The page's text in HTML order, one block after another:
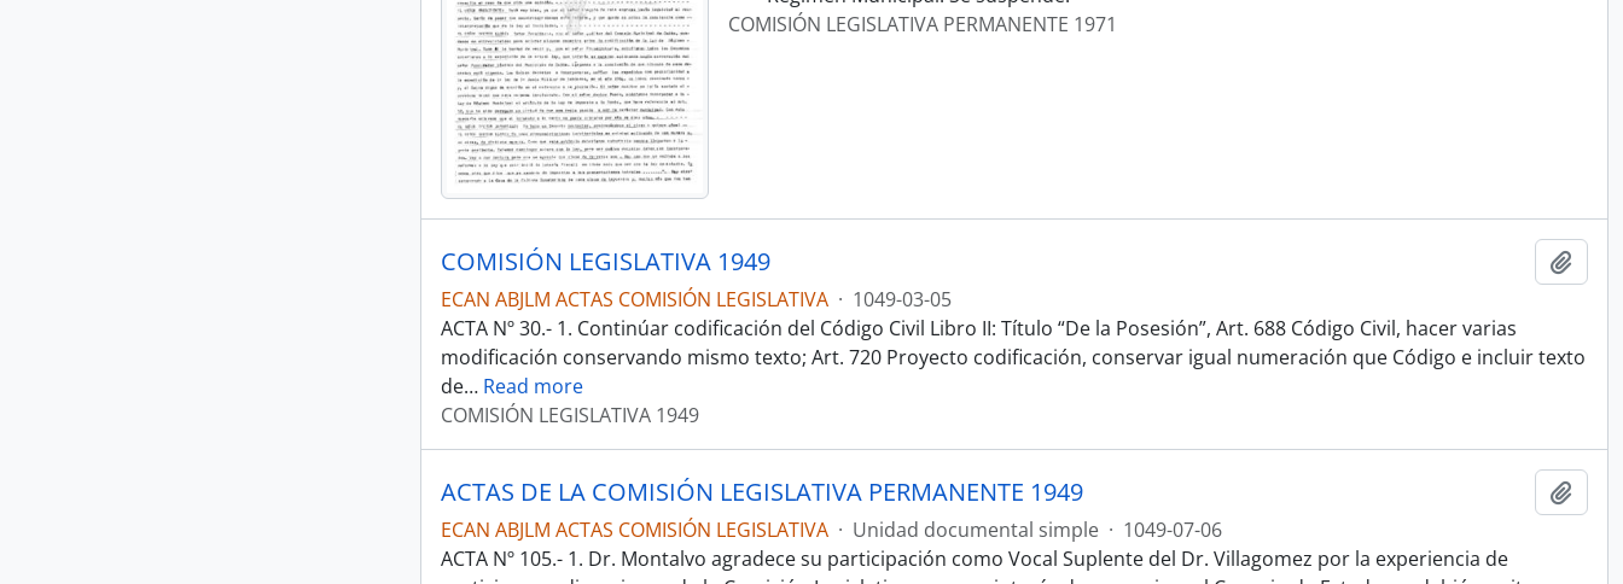
COMISIÓN LEGISLATIVA PERMANENTE 1971
COMISIÓN LEGISLATIVA 1949
ECAN ABJLM ACTAS COMISIÓN LEGISLATIVA · 1049-03-05
ACTA Nº 30.- 1. Continúar codificación del Código Civil Libro II: Título “De la Posesión”, Art. 688 Código Civil, hacer varias
modificación conservando mismo texto; Art. 720 Proyecto codificación, conservar igual numeración que Código e incluir texto
de… Read more
COMISIÓN LEGISLATIVA 1949
ACTAS DE LA COMISIÓN LEGISLATIVA PERMANENTE 1949
ECAN ABJLM ACTAS COMISIÓN LEGISLATIVA · Unidad documental simple · 1049-07-06
ACTA Nº 105.- 1. Dr. Montalvo agradece su participación como Vocal Suplente del Dr. Villagomez por la experiencia de